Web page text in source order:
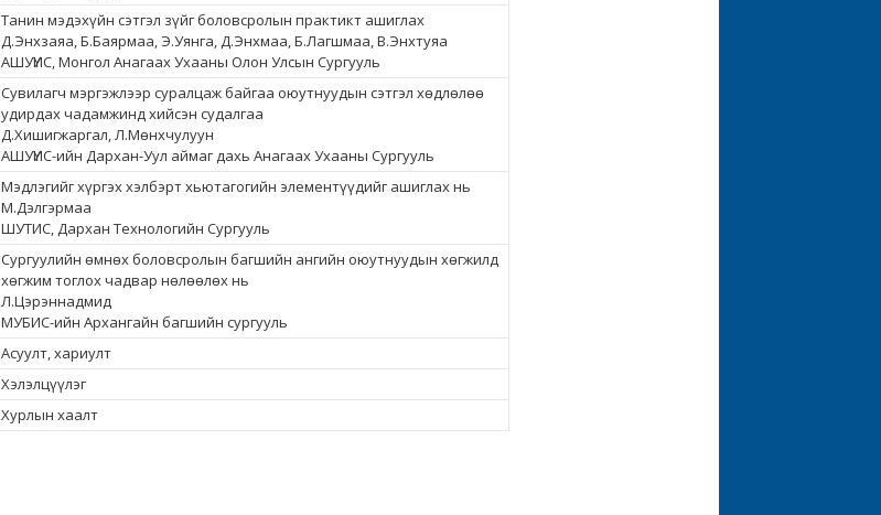
Танин мэдэхүйн сэтгэл зүйг боловсролын практикт ашиглах
Д.Энхзаяа, Б.Баярмаа, Э.Уянга, Д.Энхмаа, Б.Лагшмаа, В.Энхтуяа
АШУҮИС, Монгол Анагаах Ухааны Олон Улсын Сургууль
Сувилагч мэргэжлээр суралцаж байгаа оюутнуудын сэтгэл хөдлөлөө
удирдах чадамжинд хийсэн судалгаа
Д.Хишигжаргал, Л.Мөнхчулуун
АШУҮИС-ийн Дархан-Уул аймаг дахь Анагаах Ухааны Сургууль
Мэдлэгийг хүргэх хэлбэрт хьютагогийн элементүүдийг ашиглах нь
М.Дэлгэрмаа
ШУТИС, Дархан Технологийн Сургууль
Сургуулийн өмнөх боловсролын багшийн ангийн оюутнуудын хөгжилд
хөгжим тоглох чадвар нөлөөлөх нь
Л.Цэрэннадмид
МУБИС-ийн Архангайн багшийн сургууль
Асуулт, хариулт
Хэлэлцүүлэг
Хурлын хаалт